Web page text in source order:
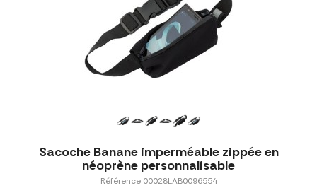
Sacoche Banane imperméable zippée en
néoprène personnalisable
Référence 00028LAB0096554